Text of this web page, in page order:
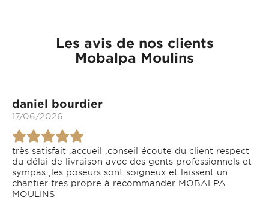
Les avis de nos clients
Mobalpa Moulins
daniel bourdier
17/06/2026
très satisfait ,accueil ,conseil écoute du client respect
du délai de livraison avec des gents professionnels et
sympas ,les poseurs sont soigneux et laissent un
chantier tres propre à recommander MOBALPA
MOULINS